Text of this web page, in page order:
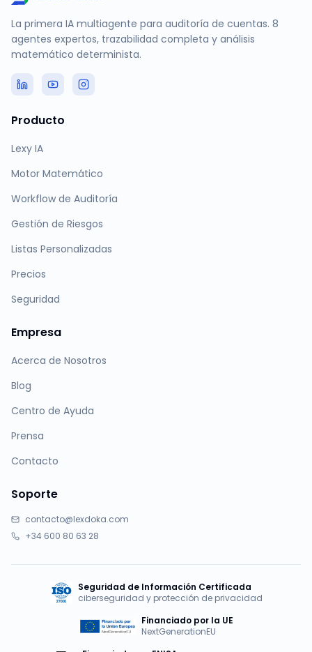
La primera IA multiagente para auditoría de cuentas. 8
agentes expertos, trazabilidad completa y análisis
matemático determinista.
Producto
Lexy IA
Motor Matemático
Workflow de Auditoría
Gestión de Riesgos
Listas Personalizadas
Precios
Seguridad
Empresa
Acerca de Nosotros
Blog
Centro de Ayuda
Prensa
Contacto
Soporte
contacto@lexdoka.com
+34 600 80 63 28
Seguridad de Información Certificada
ciberseguridad y protección de privacidad
Financiado por la UE
NextGenerationEU